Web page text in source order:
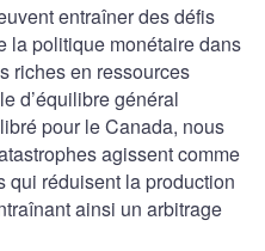
entraîner des défis
la politique monétaire dans
riches en ressources
d’équilibre général
pour le Canada, nous
agissent comme
qui réduisent la production
ainsi un arbitrage